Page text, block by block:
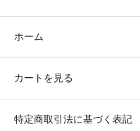
ホーム
カートを見る
特定商取引法に基づく表記